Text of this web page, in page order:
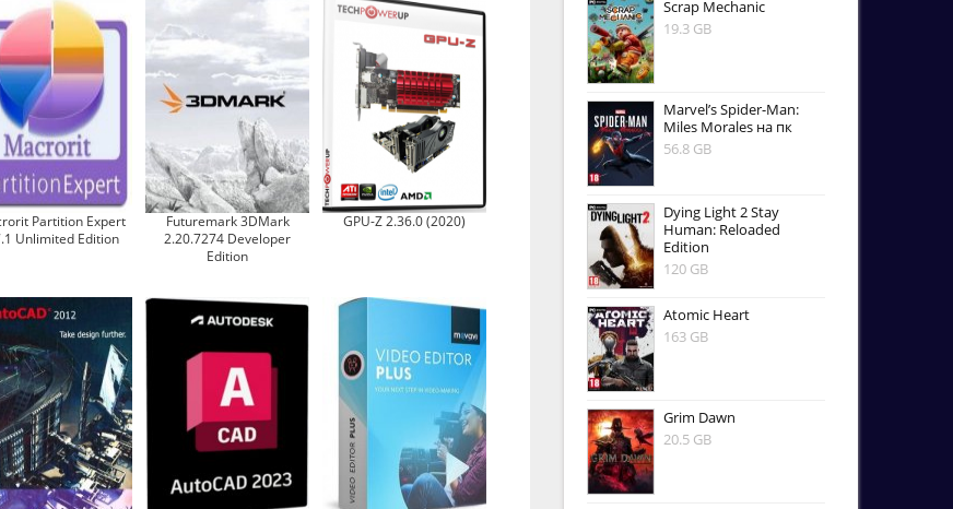
Partition Expert
Unlimited Edition
Futuremark 3DMark
2.20.7274 Developer
Edition
GPU-Z 2.36.0 (2020)
Scrap Mechanic
19.3 GB
Marvel’s Spider-Man:
Miles Morales на пк
56.8 GB
Dying Light 2 Stay
Human: Reloaded
Edition
120 GB
Atomic Heart
163 GB
Grim Dawn
20.5 GB